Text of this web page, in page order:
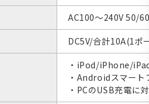
AC100〜240V 50/
DC5V/合計10A(1ポ
・iPod/iPhone/
・Androidスマート
・PCのUSB充電に